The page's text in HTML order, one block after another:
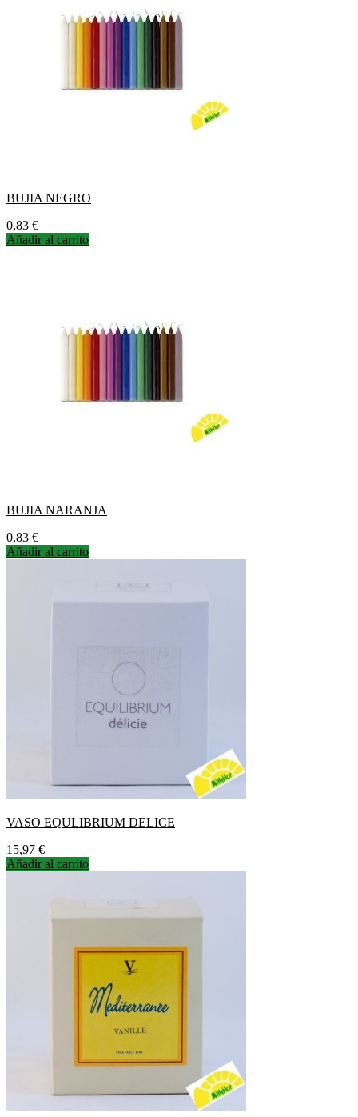
BUJIA NEGRO
Precio
0,83 €
Añadir al carrito
BUJIA NARANJA
Precio
0,83 €
Añadir al carrito
VASO EQULIBRIUM DELICE
Precio
15,97 €
Añadir al carrito